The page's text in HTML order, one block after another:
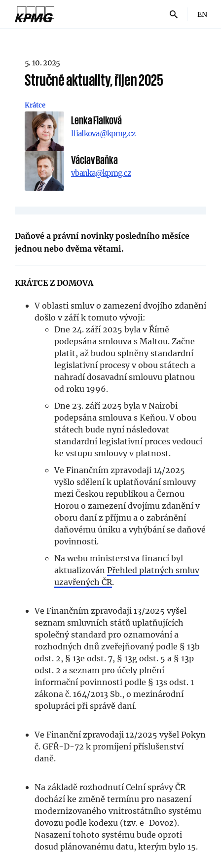
EN
5. 10. 2025
Stručné aktuality, říjen 2025
Krátce
Lenka Fialková
lfialkova@kpmg.cz
Václav Baňka
vbanka@kpmg.cz
Daňové a právní novinky posledního měsíce
jednou nebo dvěma větami.
KRÁTCE Z DOMOVA
V oblasti smluv o zamezení dvojího zdanění
došlo v září k tomuto vývoji:
Dne 24. září 2025 byla v Římě
podepsána smlouva s Maltou. Začne
platit, až budou splněny standardní
legislativní procesy v obou státech a
nahradí dosavadní smlouvu platnou
od roku 1996.
Dne 23. září 2025 byla v Nairobi
podepsána smlouva s Keňou. V obou
státech bude nyní následovat
standardní legislativní proces vedoucí
ke vstupu smlouvy v platnost.
Ve Finančním zpravodaji 14/2025
vyšlo sdělení k uplatňování smlouvy
mezi Českou republikou a Černou
Horou o zamezení dvojímu zdanění v
oboru daní z příjmu a o zabránění
daňovému úniku a vyhýbání se daňové
povinnosti.
Na webu ministerstva financí byl
aktualizován Přehled platných smluv
uzavřených ČR.
Ve Finančním zpravodaji 13/2025 vyšel
seznam smluvních států uplatňujících
společný standard pro oznamování a
rozhodných dnů zveřejňovaný podle § 13b
odst. 2, § 13e odst. 7, § 13g odst. 5 a § 13p
odst. 2 a seznam pro účely plnění
informační povinnosti podle § 13s odst. 1
zákona č. 164/2013 Sb., o mezinárodní
spolupráci při správě daní.
Ve Finanční zpravodaji 12/2025 vyšel Pokyn
č. GFŘ-D-72 k promíjení příslušenství
daně.
Na základě rozhodnutí Celní správy ČR
dochází ke změně termínu pro nasazení
modernizovaného vnitrostátního systému
dovozu podle kodexu (tzv. e-Dovoz).
Nasazení tohoto systému bude oproti
dosud plánovanému datu, kterým bylo 15.